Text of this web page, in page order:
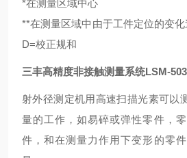
*在测量区域中心
**在测量区域中由于工件定位的变
D=校正规和
三丰高精度非接触测量系统LSM-
射外径测定机用高速扫描光素可以
量的工作，如易碎或弹性零件，
件，和在测量力作用下变形的零